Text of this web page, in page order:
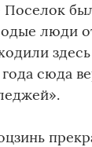
Поселок
люди
сюда